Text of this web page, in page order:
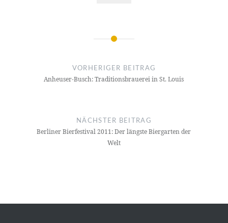
NavigationVORHERIGER BEITRAG
Anheuser-Busch: Traditionsbrauerei in St. Louis
NÄCHSTER BEITRAG
Berliner Bierfestival 2011: Der längste Biergarten der
Welt